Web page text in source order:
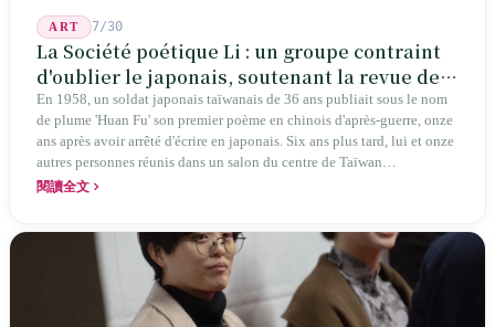
ART 7/30
La Société poétique Li : un groupe contraint
d'oublier le japonais, soutenant la revue de
poésie chinoise la plus ancienne de Taïwan
En 1958, un soldat japonais taïwanais de 36 ans publiait sous le nom
de plume 'Huan Fu' son premier poème en chinois d'après-guerre, onze
ans après avoir arrêté d'écrire en japonais. Six ans plus tard, lui et onze
autres personnes réunis dans un salon du centre de Taïwan
transformaient cette expérience de mutisme générationnel en une
jusqu'aux manuels scolaires du collège.
閱讀全文